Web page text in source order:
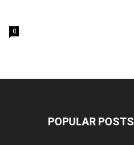
0
POPULAR POSTS